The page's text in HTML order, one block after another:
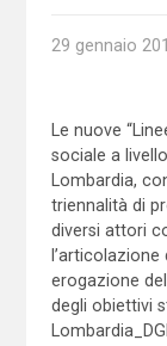
29 gennaio
Le nuove
sociale a
Lombardia,
triennalità di
diversi attori
erogazione
degli obiettivi